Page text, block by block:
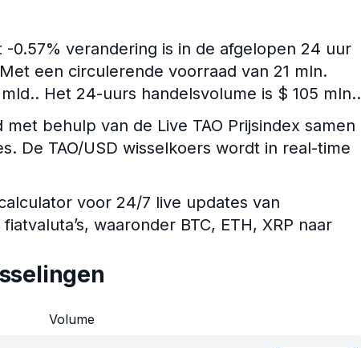
-0.57% verandering is in de afgelopen 24 uur
een circulerende voorraad van 21 mln.
Het 24-uurs handelsvolume is $ 105 mln..
behulp van de Live TAO Prijsindex samen
De TAO/USD wisselkoers wordt in real-time
voor 24/7 live updates van
waaronder BTC, ETH, XRP naar
Volume